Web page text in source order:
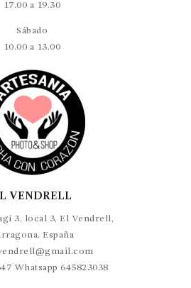
17.00 a 19.30
Sábado
10.00 a 13.00
VENDRELL
3, local 3, El Vendrell,
España
Whatsapp 645823038